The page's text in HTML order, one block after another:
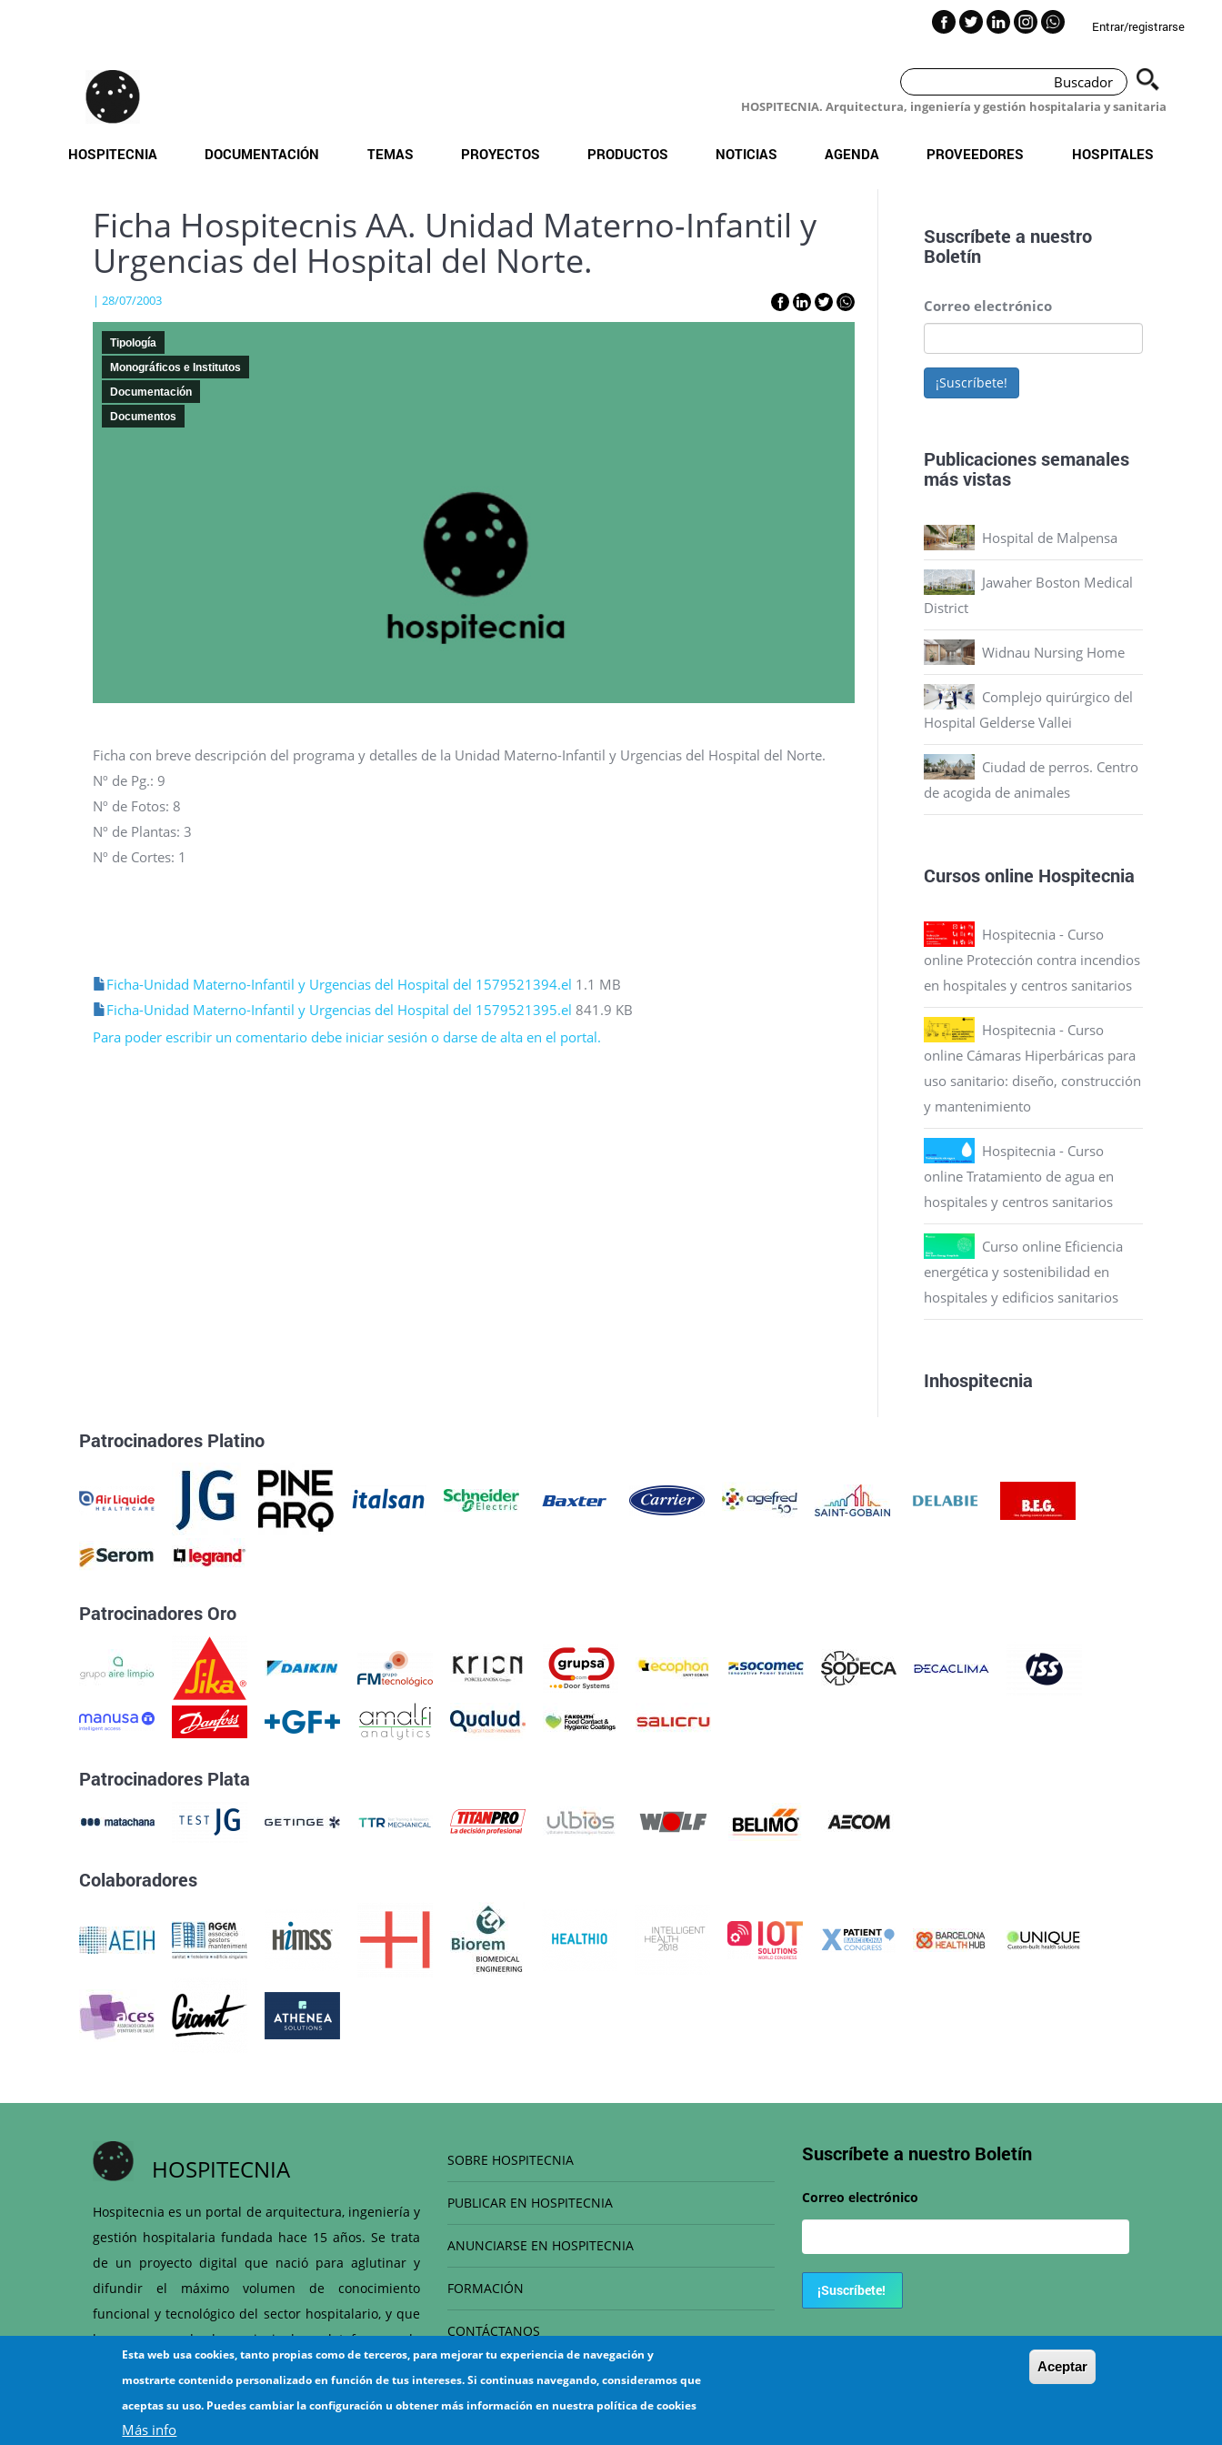
Entrar/registrarse
HOSPITECNIA. Arquitectura, ingeniería y gestión hospitalaria y sanitaria
HOSPITECNIA DOCUMENTACIÓN TEMAS PROYECTOS PRODUCTOS NOTICIAS AGENDA PROVEEDORES HOSPITALES
Ficha Hospitecnis AA. Unidad Materno-Infantil y
Urgencias del Hospital del Norte.
| 28/07/2003
Tipología
Monográficos e Institutos
Documentación
Documentos
Ficha con breve descripción del programa y detalles de la Unidad Materno-Infantil y Urgencias del Hospital del Norte.
Nº de Pg.: 9
Nº de Fotos: 8
Nº de Plantas: 3
Nº de Cortes: 1
Ficha-Unidad Materno-Infantil y Urgencias del Hospital del 1579521394.el 1.1 MB
Ficha-Unidad Materno-Infantil y Urgencias del Hospital del 1579521395.el 841.9 KB
Para poder escribir un comentario debe iniciar sesión o darse de alta en el portal.
Suscríbete a nuestro
Boletín
Correo electrónico
¡Suscríbete!
Publicaciones semanales
más vistas
Hospital de Malpensa
Jawaher Boston Medical
District
Widnau Nursing Home
Complejo quirúrgico del
Hospital Gelderse Vallei
Ciudad de perros. Centro
de acogida de animales
Cursos online Hospitecnia
Hospitecnia - Curso
online Protección contra incendios
en hospitales y centros sanitarios
Hospitecnia - Curso
online Cámaras Hiperbáricas para
uso sanitario: diseño, construcción
y mantenimiento
Hospitecnia - Curso
online Tratamiento de agua en
hospitales y centros sanitarios
Curso online Eficiencia
energética y sostenibilidad en
hospitales y edificios sanitarios
Inhospitecnia
Patrocinadores Platino
Patrocinadores Oro
Patrocinadores Plata
Colaboradores
HOSPITECNIA
Hospitecnia es un portal de arquitectura, ingeniería y
gestión hospitalaria fundada hace 15 años. Se trata
de un proyecto digital que nació para aglutinar y
difundir el máximo volumen de conocimiento
funcional y tecnológico del sector hospitalario, y que
hoy es una de las principales plataformas de
articulación entre hospitales y proveedores del
ámbito sanitario.
SOBRE HOSPITECNIA
PUBLICAR EN HOSPITECNIA
ANUNCIARSE EN HOSPITECNIA
FORMACIÓN
CONTÁCTANOS
Suscríbete a nuestro Boletín
Correo electrónico
¡Suscríbete!
Esta web usa cookies, tanto propias como de terceros, para mejorar tu experiencia de navegación y
mostrarte contenido personalizado en función de tus intereses. Si continuas navegando, consideramos que
aceptas su uso. Puedes cambiar la configuración u obtener más información en nuestra política de cookies
Más info
Aceptar